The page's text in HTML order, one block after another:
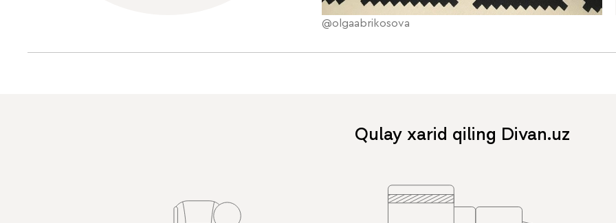
@olgaabrikosova
Qulay xarid qiling Divan.uz